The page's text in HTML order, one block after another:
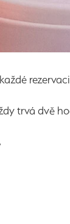
trvá dvě